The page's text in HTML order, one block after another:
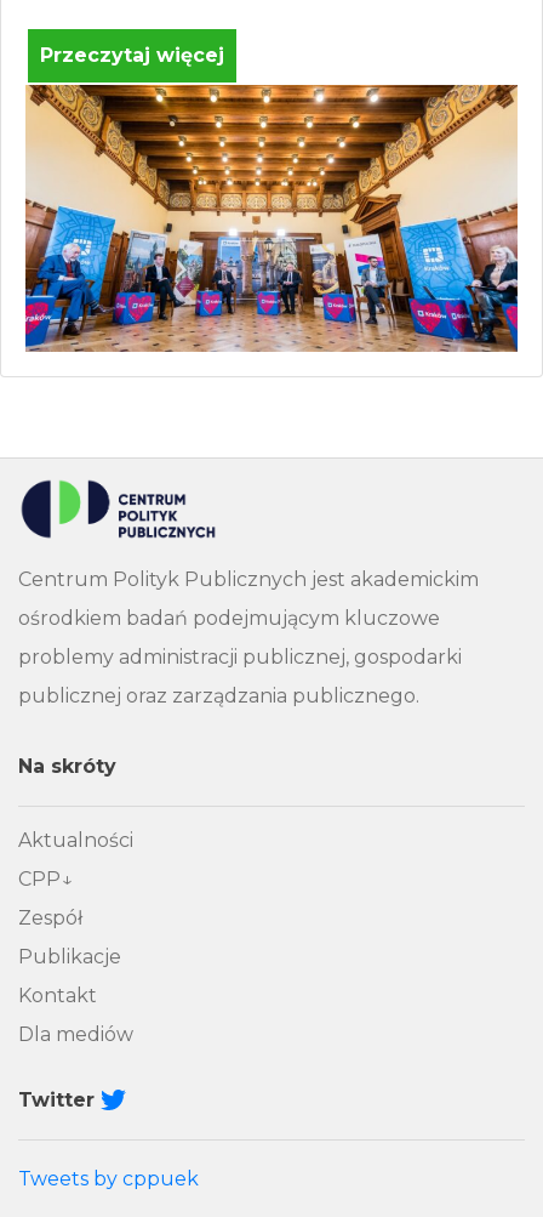
Przeczytaj więcej
Centrum Polityk Publicznych jest akademickim
ośrodkiem badań podejmującym kluczowe
problemy administracji publicznej, gospodarki
publicznej oraz zarządzania publicznego.
Na skróty
Aktualności
CPP
Zespół
Publikacje
Kontakt
Dla mediów
Twitter
Tweets by cppuek